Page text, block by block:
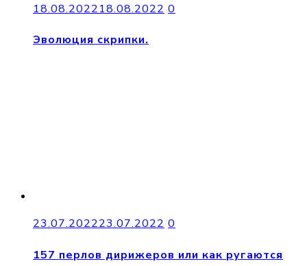
18.08.202218.08.2022 0
Эволюция скрипки.
23.07.202223.07.2022 0
157 перлов дирижеров или как ругаются